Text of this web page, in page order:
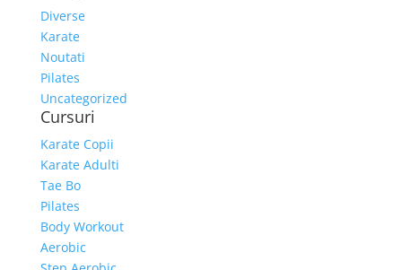
Diverse
Karate
Noutati
Pilates
Uncategorized
Cursuri
Karate Copii
Karate Adulti
Tae Bo
Pilates
Body Workout
Aerobic